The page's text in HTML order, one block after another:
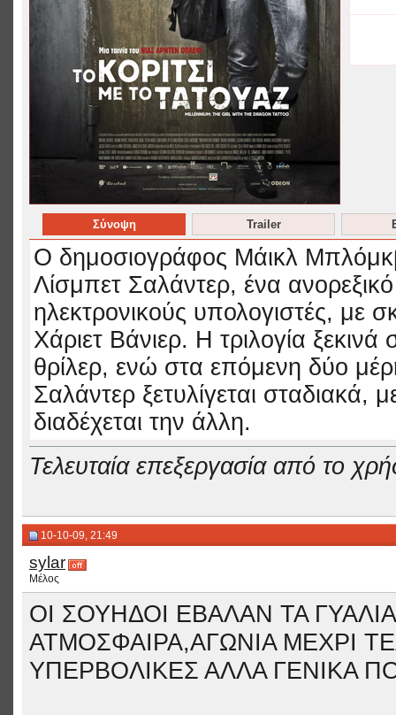
Σύνοψη Trailer
Ο δημοσιογράφος Μάικλ
Λίσμπετ Σαλάντερ, ένα
ηλεκτρονικούς υπολογιστές, με
Χάριετ Βάνιερ. Η τριλογία ξεκινά
θρίλερ, ενώ στα επόμενη δύο
Σαλάντερ ξετυλίγεται
διαδέχεται την άλλη.
Τελευταία επεξεργασία από το
10-10-09, 21:49
sylar
Μέλος
ΟΙ ΣΟΥΗΔΟΙ ΕΒΑΛΑΝ ΤΑ
ΑΤΜΟΣΦΑΙΡΑ,ΑΓΩΝΙΑ ΜΕΧΡΙ
ΥΠΕΡΒΟΛΙΚΕΣ ΑΛΛΑ ΓΕΝΙΚΑ